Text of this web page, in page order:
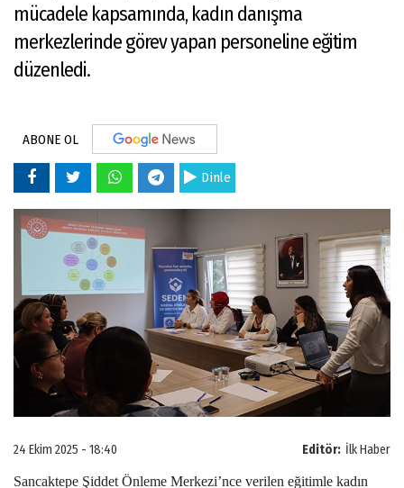
mücadele kapsamında, kadın danışma
merkezlerinde görev yapan personeline eğitim
düzenledi.
ABONE OL
Dinle
Editör: İlk Haber
24 Ekim 2025 - 18:40
Sancaktepe Şiddet Önleme Merkezi’nce verilen eğitimle kadın